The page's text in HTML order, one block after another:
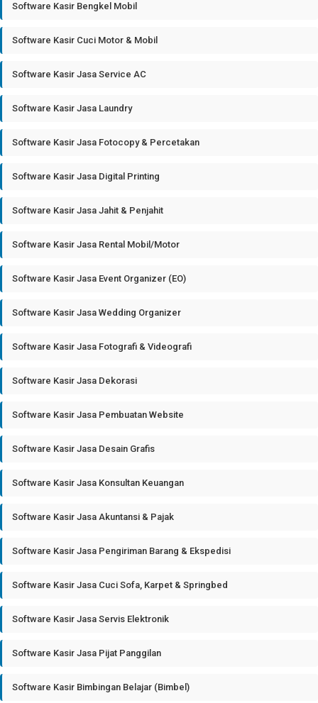
Software Kasir Bengkel Mobil
Software Kasir Cuci Motor & Mobil
Software Kasir Jasa Service AC
Software Kasir Jasa Laundry
Software Kasir Jasa Fotocopy & Percetakan
Software Kasir Jasa Digital Printing
Software Kasir Jasa Jahit & Penjahit
Software Kasir Jasa Rental Mobil/Motor
Software Kasir Jasa Event Organizer (EO)
Software Kasir Jasa Wedding Organizer
Software Kasir Jasa Fotografi & Videografi
Software Kasir Jasa Dekorasi
Software Kasir Jasa Pembuatan Website
Software Kasir Jasa Desain Grafis
Software Kasir Jasa Konsultan Keuangan
Software Kasir Jasa Akuntansi & Pajak
Software Kasir Jasa Pengiriman Barang & Ekspedisi
Software Kasir Jasa Cuci Sofa, Karpet & Springbed
Software Kasir Jasa Servis Elektronik
Software Kasir Jasa Pijat Panggilan
Software Kasir Bimbingan Belajar (Bimbel)